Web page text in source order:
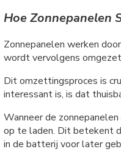
Hoe Zonnepanelen
Zonnepanelen werken
wordt vervolgens
Dit omzettingsproces is
interessant is, is dat
Wanneer de
op te laden. Dit betekent
in de batterij voor later